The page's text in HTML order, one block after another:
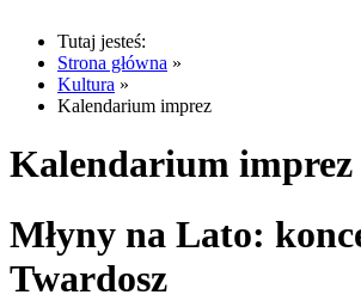
Tutaj jesteś:
Strona główna »
Kultura »
Kalendarium imprez
Kalendarium imprez
Młyny na Lato:
Twardosz